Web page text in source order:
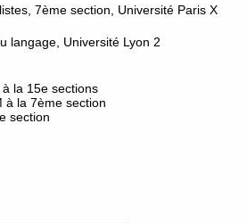
7ème section, Université Paris X
langage, Université Lyon 2
la 15e sections
à la 7ème section
section